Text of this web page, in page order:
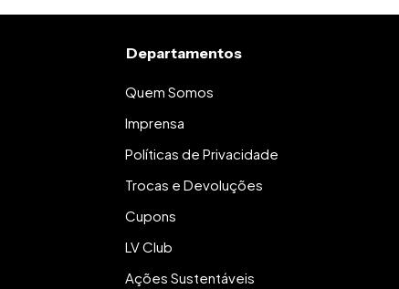
Departamentos
Quem Somos
Imprensa
Políticas de Privacidade
Trocas e Devoluções
Cupons
LV Club
Ações Sustentáveis